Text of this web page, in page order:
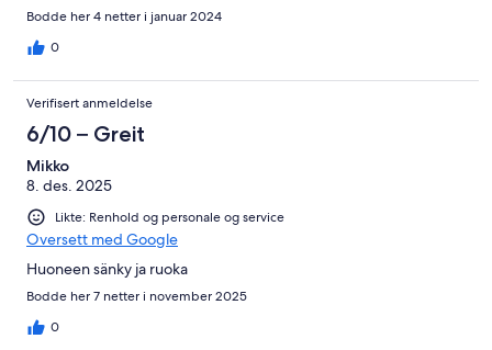
Bodde her 4 netter i januar 2024
0
Verifisert anmeldelse
6/10 – Greit
Mikko
8. des. 2025
Likte: Renhold og personale og service
Oversett med Google
Huoneen sänky ja ruoka
Bodde her 7 netter i november 2025
0